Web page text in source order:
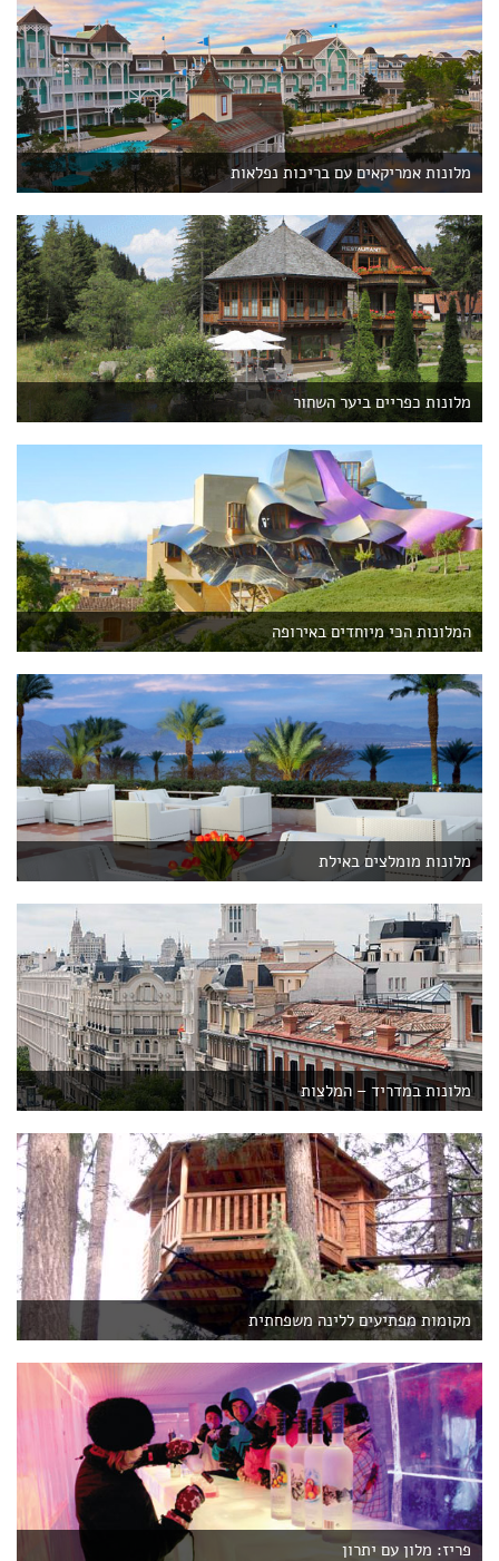
מלונות אמריקאים עם בריכות נפלאות
מלונות כפריים ביער השחור
המלונות הכי מיוחדים באירופה
מלונות מומלצים באילת
מלונות במדריד – המלצות
מקומות מפתיעים ללינה משפחתית
פריז: מלון עם יתרון